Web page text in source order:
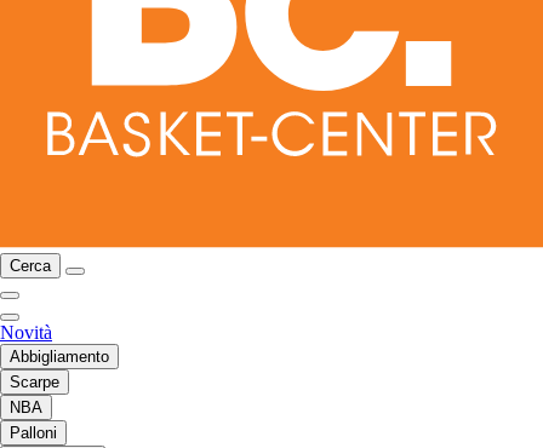
Cerca
Novità
Abbigliamento
Scarpe
NBA
Palloni